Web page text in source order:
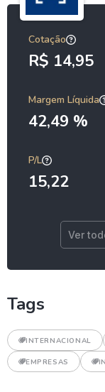
Cotação
R$ 14,95
Margem Líquida
42,49 %
P/L
15,22
Ver
Tags
INTERNACIONAL
EMPRESAS